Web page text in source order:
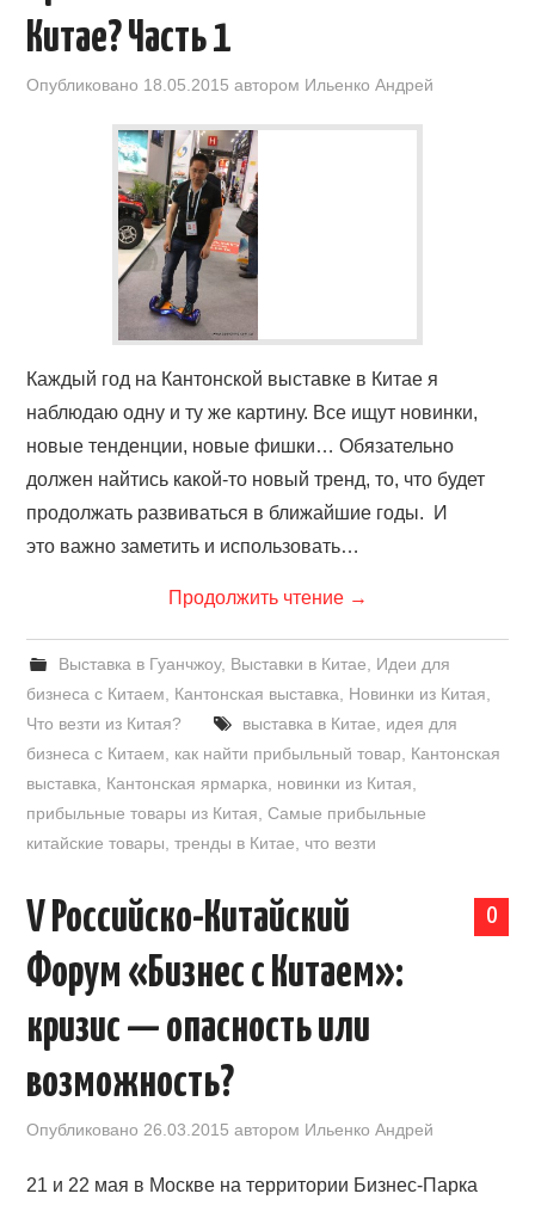
Китае? Часть 1
Опубликовано 18.05.2015 автором Ильенко Андрей
Каждый год на Кантонской выставке в Китае я
наблюдаю одну и ту же картину. Все ищут новинки,
новые тенденции, новые фишки… Обязательно
должен найтись какой-то новый тренд, то, что будет
продолжать развиваться в ближайшие годы. И
это важно заметить и использовать…
Продолжить чтение →
Выставка в Гуанчжоу, Выставки в Китае
Идеи для
бизнеса с Китаем
Кантонская выставка Новинки из Китая
Что везти из Китая?
выставка в Китае
идея для
бизнеса с Китаем
как найти прибыльный товар
Кантонская
выставка
Кантонская ярмарка новинки из Китая
прибыльные товары из Китая ,Самые прибыльные
китайские товары ,тренды в Китае что везти
0
V Российско-Китайский
Форум «Бизнес с Китаем»:
кризис — опасность или
возможность?
Опубликовано 26.03.2015 автором Ильенко Андрей
21 и 22 мая в Москве на территории Бизнес-Парка